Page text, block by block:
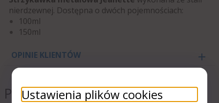
nierdzewnej. Dostępna o dwóch pojemnościach:
100ml
150ml
OPINIE KLIENTÓW
Polecamy
Ustawienia plików cookies